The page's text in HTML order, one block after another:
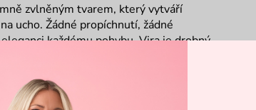
zvlněným tvarem, který vytváří
ucho. Žádné propíchnutí, žádné
každému pohybu. Vira je drobný